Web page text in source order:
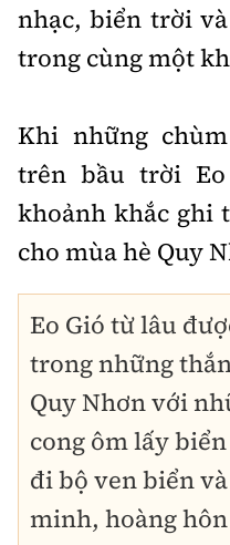
nhạc, biển trời
trong cùng một
Khi những
trên bầu trời
khoảnh khắc ghi
cho mùa hè Quy
Eo Gió từ lâu
trong những
Quy Nhơn với
cong ôm lấy
đi bộ ven biển
minh, hoàng